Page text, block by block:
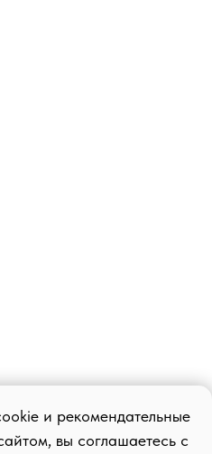
и рекомендательные
вы соглашаетесь с